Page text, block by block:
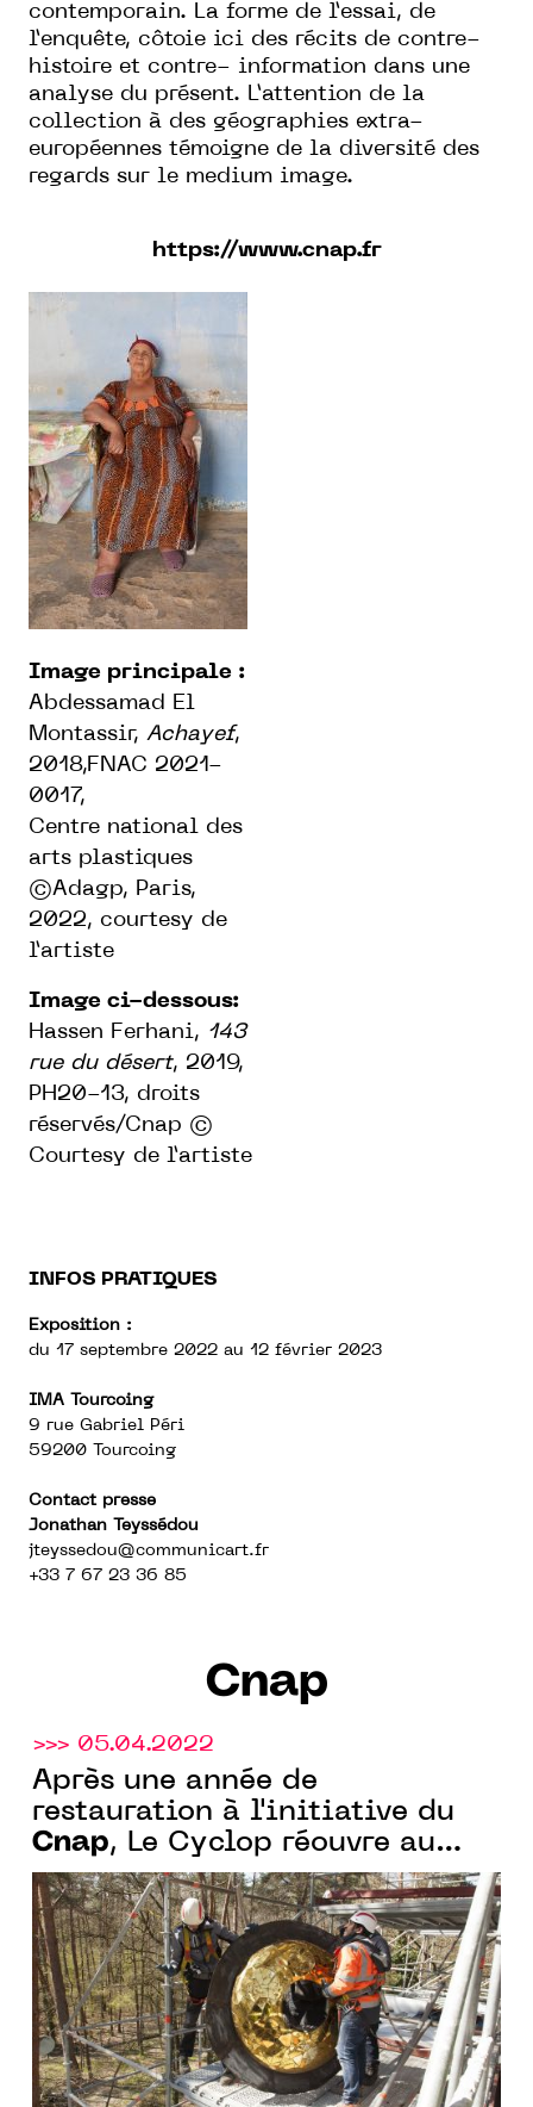
contemporain. La forme de l’essai, de
l’enquête, côtoie ici des récits de contre-
histoire et contre- information dans une
analyse du présent. L’attention de la
collection à des géographies extra-
européennes témoigne de la diversité des
regards sur le medium image.
https://www.cnap.fr
Image principale :
Abdessamad El
Montassir, Achayef,
2018,FNAC 2021-
0017,
Centre national des
arts plastiques
©Adagp, Paris,
2022, courtesy de
l’artiste
Image ci-dessous:
Hassen Ferhani, 143
rue du désert, 2019,
PH20-13, droits
réservés/Cnap ©
Courtesy de l’artiste
INFOS PRATIQUES
Exposition :
du 17 septembre 2022 au 12 février 2023
IMA Tourcoing
9 rue Gabriel Péri
59200 Tourcoing
Contact presse
Jonathan Teyssédou
jteyssedou@communicart.fr
+33 7 67 23 36 85
Cnap
>>> 05.04.2022
Après une année de
restauration à l'initiative du
Cnap, Le Cyclop réouvre au
public à partir du 22 mai
2022 !